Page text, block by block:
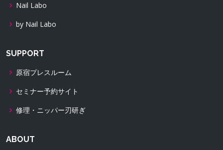
Nail Labo
by Nail Labo
SUPPORT
原宿プレスルーム
セミナー予約サイト
修理・ニッパー刃研ぎ
ABOUT